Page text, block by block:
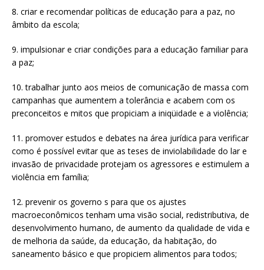
8. criar e recomendar políticas de educação para a paz, no
âmbito da escola;
9. impulsionar e criar condições para a educação familiar para
a paz;
10. trabalhar junto aos meios de comunicação de massa com
campanhas que aumentem a tolerância e acabem com os
preconceitos e mitos que propiciam a iniqüidade e a violência;
11. promover estudos e debates na área jurídica para verificar
como é possível evitar que as teses de inviolabilidade do lar e
invasão de privacidade protejam os agressores e estimulem a
violência em família;
12. prevenir os governo s para que os ajustes
macroeconômicos tenham uma visão social, redistributiva, de
desenvolvimento humano, de aumento da qualidade de vida e
de melhoria da saúde, da educação, da habitação, do
saneamento básico e que propiciem alimentos para todos;